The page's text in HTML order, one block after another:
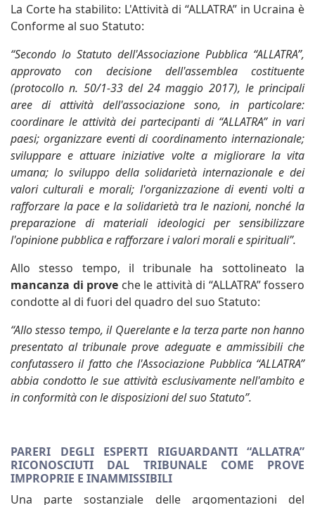
La Corte ha stabilito: L'Attività di “ALLATRA” in Ucraina è
Conforme al suo Statuto:
“Secondo lo Statuto dell'Associazione Pubblica “ALLATRA”,
approvato con decisione dell'assemblea costituente
(protocollo n. 50/1-33 del 24 maggio 2017), le principali
aree di attività dell'associazione sono, in particolare:
coordinare le attività dei partecipanti di “ALLATRA” in vari
paesi; organizzare eventi di coordinamento internazionale;
sviluppare e attuare iniziative volte a migliorare la vita
umana; lo sviluppo della solidarietà internazionale e dei
valori culturali e morali; l'organizzazione di eventi volti a
rafforzare la pace e la solidarietà tra le nazioni, nonché la
preparazione di materiali ideologici per sensibilizzare
l'opinione pubblica e rafforzare i valori morali e spirituali”.
Allo stesso tempo, il tribunale ha sottolineato la
mancanza di prove che le attività di “ALLATRA” fossero
condotte al di fuori del quadro del suo Statuto:
“Allo stesso tempo, il Querelante e la terza parte non hanno
presentato al tribunale prove adeguate e ammissibili che
confutassero il fatto che l'Associazione Pubblica “ALLATRA”
abbia condotto le sue attività esclusivamente nell'ambito e
in conformità con le disposizioni del suo Statuto”.
PARERI DEGLI ESPERTI RIGUARDANTI “ALLATRA”
RICONOSCIUTI DAL TRIBUNALE COME PROVE
IMPROPRIE E INAMMISSIBILI
Una parte sostanziale delle argomentazioni del